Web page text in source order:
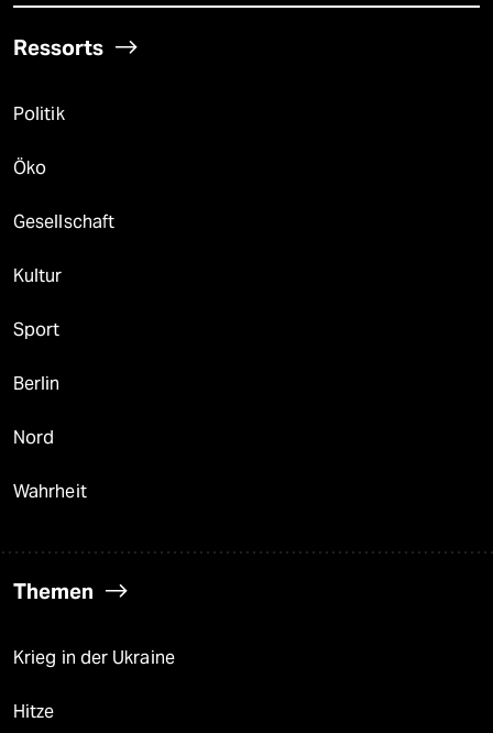
Ressorts
Politik
Öko
Gesellschaft
Kultur
Sport
Berlin
Nord
Wahrheit
Themen
Krieg in der Ukraine
Hitze